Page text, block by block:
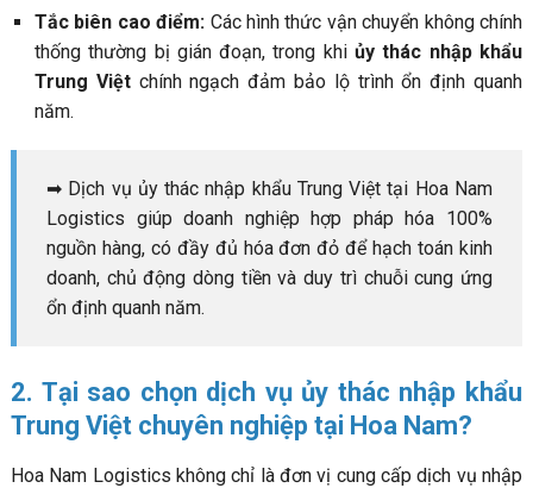
Tắc biên cao điểm: Các hình thức vận chuyển không chính
thống thường bị gián đoạn, trong khiủy thác nhập khẩu
Trung Việtchính ngạch đảm bảo lộ trình ổn định quanh
năm.
➡ Dịch vụ ủy thác nhập khẩu Trung Việt tại Hoa Nam
Logistics giúp doanh nghiệp hợp pháp hóa 100%
nguồn hàng, có đầy đủ hóa đơn đỏ để hạch toán kinh
doanh, chủ động dòng tiền và duy trì chuỗi cung ứng
ổn định quanh năm.
2. Tại sao chọn dịch vụ ủy thác nhập khẩu
Trung Việt chuyên nghiệp tại Hoa Nam?
Hoa Nam Logistics không chỉ là đơn vị cung cấp dịch vụ nhập